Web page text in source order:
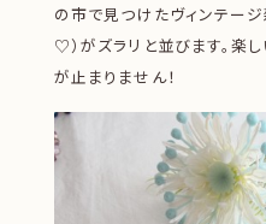
の市で見つけたヴィンテー
♡）がズラリと並びます。楽
が止まりません！